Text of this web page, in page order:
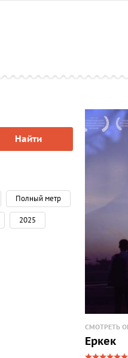
Найти
Полный метр
2025
СМОТРЕТЬ
Еркек